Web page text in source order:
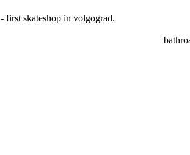
- first skateshop in volgograd.